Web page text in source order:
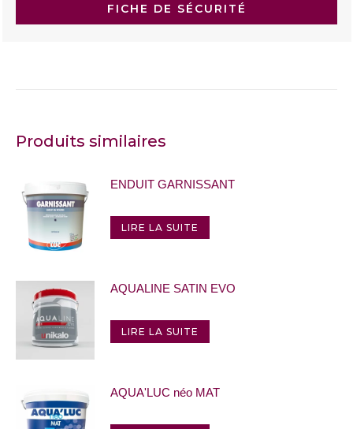
FICHE DE SÉCURITÉ
Produits similaires
ENDUIT GARNISSANT
LIRE LA SUITE
AQUALINE SATIN EVO
LIRE LA SUITE
AQUA'LUC néo MAT